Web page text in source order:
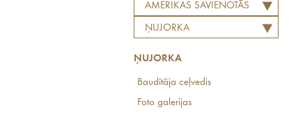
AMERIKAS SAVIENOTĀS
VALSTIS
ŅUJORKA
ŅUJORKA
Baudītāja ceļvedis
Foto galerijas